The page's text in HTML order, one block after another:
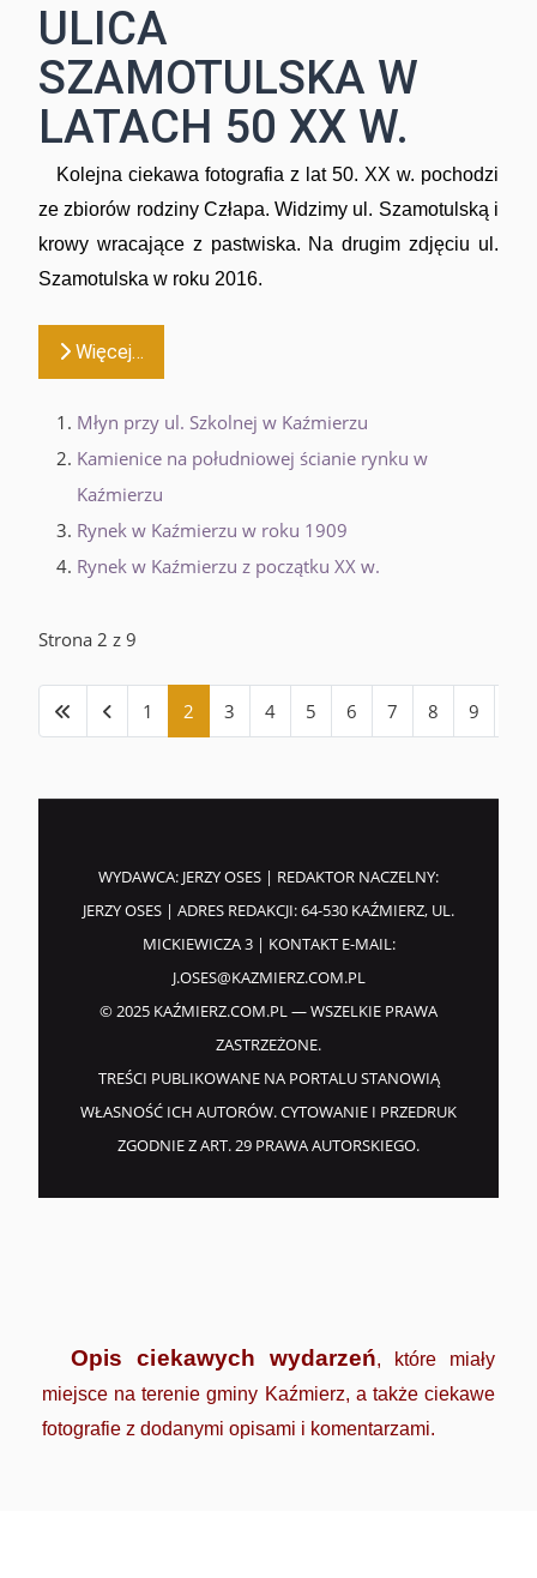
Opis ciekawych wydarzeń, które miały
miejsce na terenie gminy Kaźmierz, a także ciekawe
fotografie z dodanymi opisami i komentarzami.
ULICA
SZAMOTULSKA W
LATACH 50 XX W.
Kolejna ciekawa fotografia z lat 50. XX w. pochodzi
ze zbiorów rodziny Człapa. Widzimy ul. Szamotulską i
krowy wracające z pastwiska. Na drugim zdjęciu ul.
Szamotulska w roku 2016.
Więcej…
Młyn przy ul. Szkolnej w Kaźmierzu
Kamienice na południowej ścianie rynku w
Kaźmierzu
Rynek w Kaźmierzu w roku 1909
Rynek w Kaźmierzu z początku XX w.
Strona 2 z 9
1 2 3 4 5 6 7 8 9
WYDAWCA: JERZY OSES | REDAKTOR NACZELNY:
JERZY OSES | ADRES REDAKCJI: 64-530 KAŹMIERZ, UL.
MICKIEWICZA 3 | KONTAKT E-MAIL:
J.OSES@KAZMIERZ.COM.PL
© 2025 KAŹMIERZ.COM.PL — WSZELKIE PRAWA
ZASTRZEŻONE.
TREŚCI PUBLIKOWANE NA PORTALU STANOWIĄ
WŁASNOŚĆ ICH AUTORÓW. CYTOWANIE I PRZEDRUK
ZGODNIE Z ART. 29 PRAWA AUTORSKIEGO.